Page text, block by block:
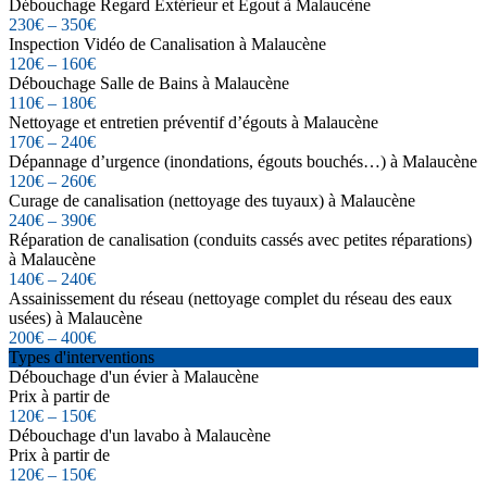
Débouchage Regard Extérieur et Égout à Malaucène
230€ – 350€
Inspection Vidéo de Canalisation à Malaucène
120€ – 160€
Débouchage Salle de Bains à Malaucène
110€ – 180€
Nettoyage et entretien préventif d’égouts à Malaucène
170€ – 240€
Dépannage d’urgence (inondations, égouts bouchés…) à Malaucène
120€ – 260€
Curage de canalisation (nettoyage des tuyaux) à Malaucène
240€ – 390€
Réparation de canalisation (conduits cassés avec petites réparations)
à Malaucène
140€ – 240€
Assainissement du réseau (nettoyage complet du réseau des eaux
usées) à Malaucène
200€ – 400€
Types d'interventions
Débouchage d'un évier à Malaucène
Prix à partir de
120€ – 150€
Débouchage d'un lavabo à Malaucène
Prix à partir de
120€ – 150€